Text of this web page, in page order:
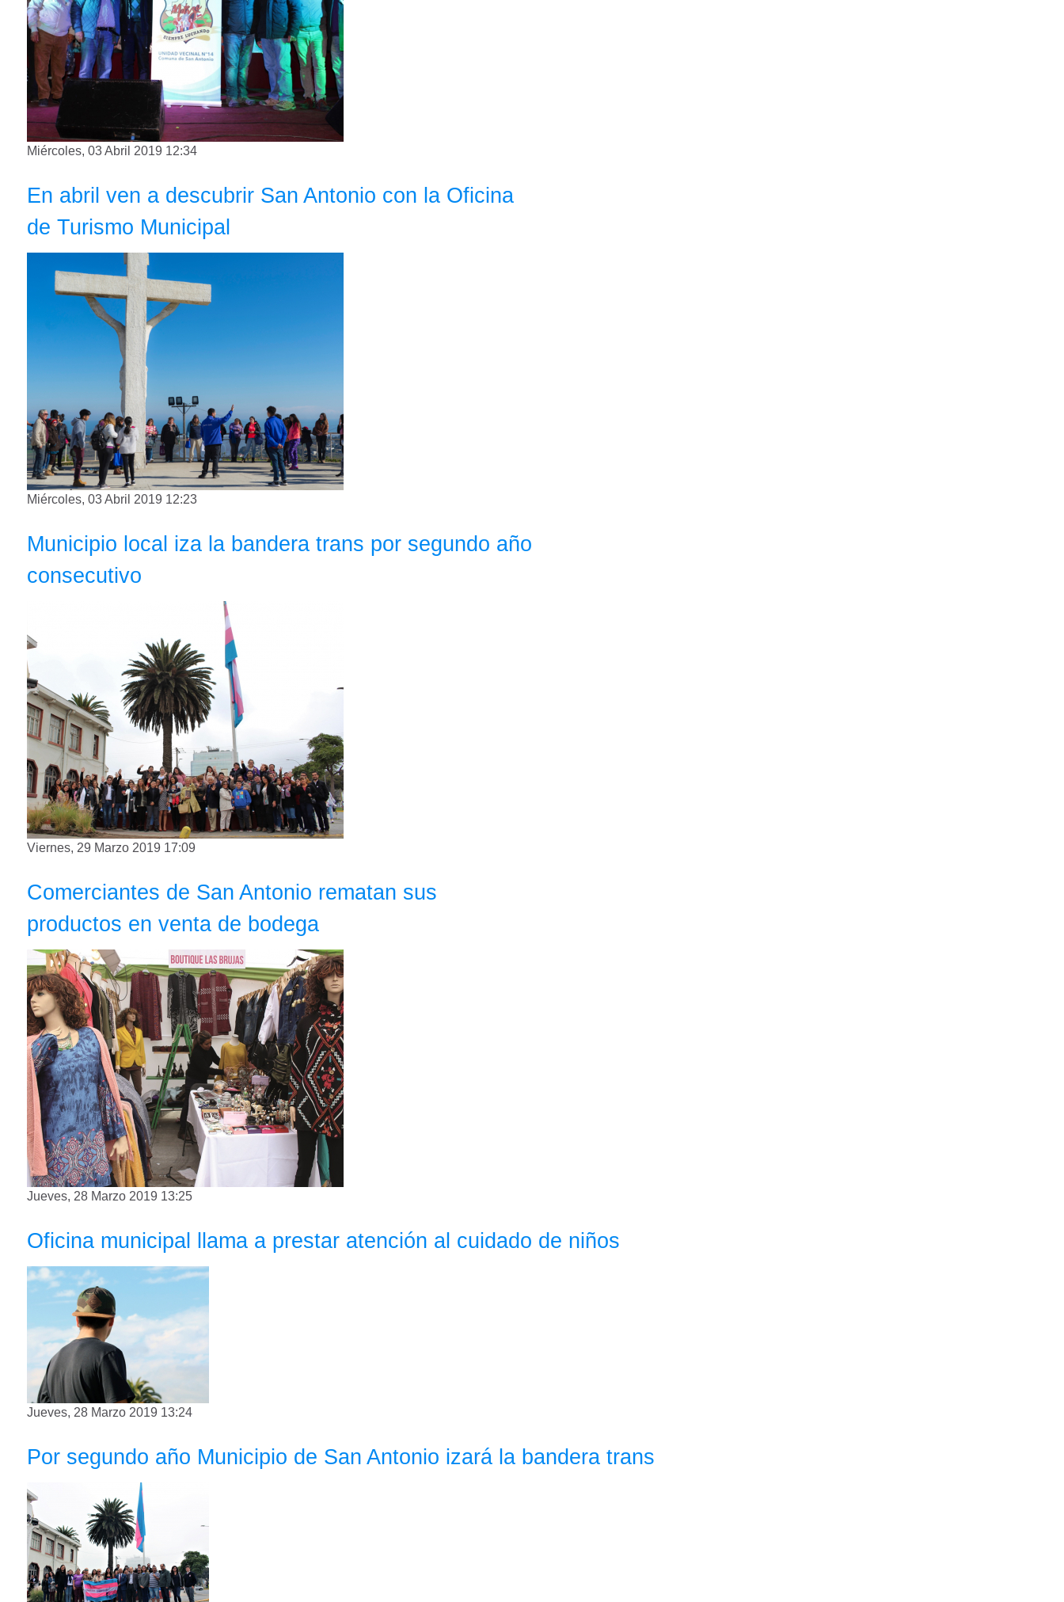
Miércoles, 03 Abril 2019 12:34
En abril ven a descubrir San Antonio con la Oficina
de Turismo Municipal
Miércoles, 03 Abril 2019 12:23
Municipio local iza la bandera trans por segundo año
consecutivo
Viernes, 29 Marzo 2019 17:09
Comerciantes de San Antonio rematan sus
productos en venta de bodega
Jueves, 28 Marzo 2019 13:25
Oficina municipal llama a prestar atención al cuidado de niños
Jueves, 28 Marzo 2019 13:24
Por segundo año Municipio de San Antonio izará la bandera trans